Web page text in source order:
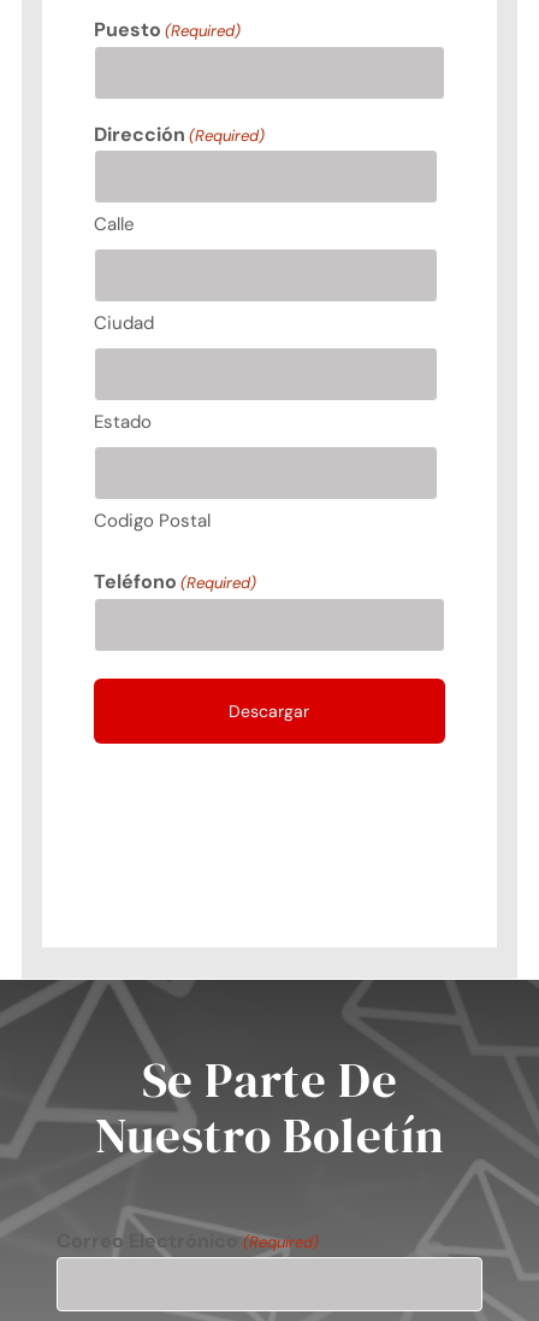
Puesto (Required)
Dirección (Required)
Calle
Ciudad
Estado
Codigo Postal
Teléfono (Required)
Se Parte De
Nuestro Boletín
Correo Electrónico(Required)